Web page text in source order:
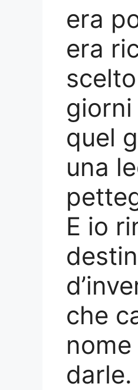
era
era
quel
una
E io
che
darle.